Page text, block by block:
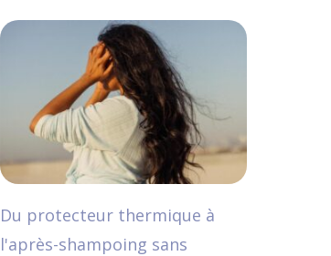
Du protecteur thermique à
l'après-shampoing sans